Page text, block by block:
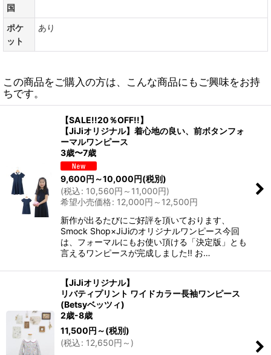
国
ポケ
ット
あり
この商品をご購入の方は、こんな商品にもご興味をお持
ちです。
【SALE!!20％OFF!!】
【JiJiオリジナル】着心地の良い、前ボタンフォ
ーマルワンピース
3歳〜7歳
9,600円 ～10,000円(税別)
(税込: 10,560円 ～11,000円)
希望小売価格: 12,000円 ～12,500円
新作が出るたびにご好評を頂いております、
Smock Shop×JiJiのオリジナルワンピース今回
は、フォーマルにもお使い頂ける「決定版」とも
言えるワンピースが完成しました!! お…
【JiJiオリジナル】
リバティプリント ワイドカラー長袖ワンピース
(Betsyベッツィ)
2歳-8歳
11,500円 ～(税別)
(税込: 12,650円 ～ )